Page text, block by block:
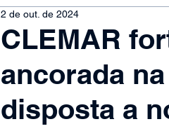
CLEMAR
ancorada
disposta a
2 de out. de 2024